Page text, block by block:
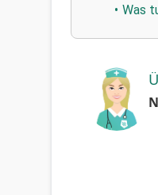
Was